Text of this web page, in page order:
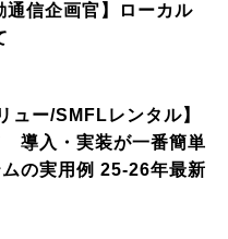
通信企画官】ローカル
ュー/SMFLレンタル】
導入・実装が一番簡単
の実用例 25-26年最新